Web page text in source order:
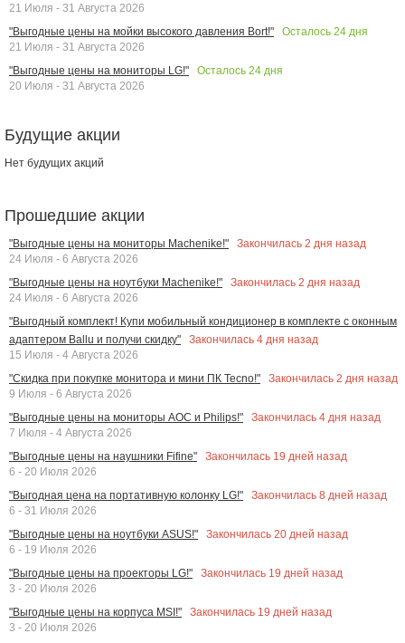
21 Июля - 31 Августа 2026
"Выгодные цены на мойки высокого давления Bort!"
Осталось 24 дня
21 Июля - 31 Августа 2026
"Выгодные цены на мониторы LG!"
Осталось 24 дня
20 Июля - 31 Августа 2026
Будущие акции
Нет будущих акций
Прошедшие акции
"Выгодные цены на мониторы Machenike!" Закончилась 2 дня назад
24 Июля - 6 Августа 2026
"Выгодные цены на ноутбуки Machenike!"
Закончилась 2 дня назад
24 Июля - 6 Августа 2026
"Выгодный комплект! Купи мобильный кондиционер в комплекте с оконным
адаптером Ballu и получи скидку"
Закончилась 4 дня назад
15 Июля - 4 Августа 2026
"Скидка при покупке монитора и мини ПК Tecno!"
Закончилась 2 дня назад
9 Июля - 6 Августа 2026
"Выгодные цены на мониторы AOC и Philips!"
Закончилась 4 дня назад
7 Июля - 4 Августа 2026
"Выгодные цены на наушники Fifine"
Закончилась 19 дней назад
6 - 20 Июля 2026
"Выгодная цена на портативную колонку LG!"
Закончилась 8 дней назад
6 - 31 Июля 2026
"Выгодные цены на ноутбуки ASUS!"
Закончилась 20 дней назад
6 - 19 Июля 2026
"Выгодные цены на проекторы LG!"
Закончилась 19 дней назад
3 - 20 Июля 2026
"Выгодные цены на корпуса MSI!"
Закончилась 19 дней назад
3 - 20 Июля 2026